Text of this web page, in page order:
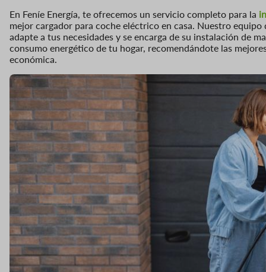
En Feníe Energía, te ofrecemos un servicio completo para la
mejor cargador para coche eléctrico en casa. Nuestro
adapte a tus necesidades y se encarga de su instalación de
consumo energético de tu hogar, recomendándote las
económica.